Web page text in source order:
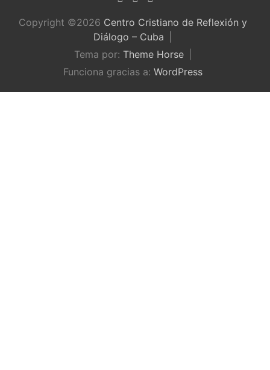
Copyright ©2026 Centro Cristiano de Reflexión y
Diálogo – Cuba
Tema por: Theme Horse
Funciona gracias a: WordPress